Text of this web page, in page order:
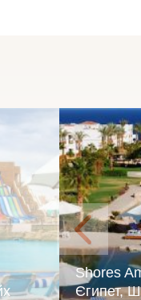
Shores
Єгипет,